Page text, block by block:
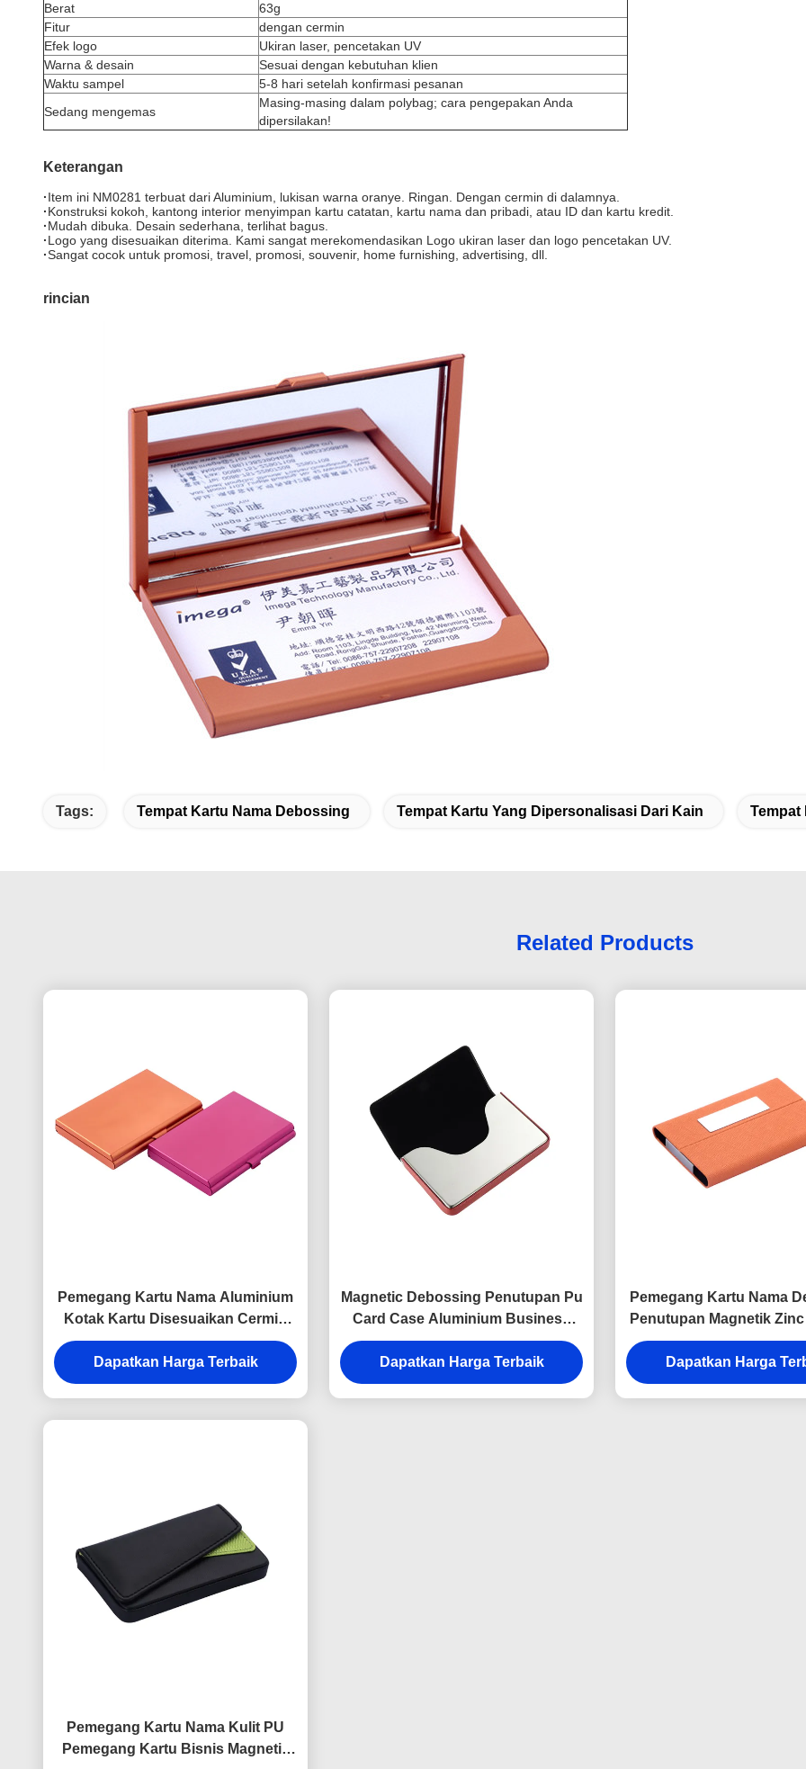
Berat
63g
Fitur
dengan cermin
Efek logo
Ukiran laser, pencetakan UV
Warna & desain
Sesuai dengan kebutuhan klien
Waktu sampel
5-8 hari setelah konfirmasi pesanan
Sedang mengemas
Masing-masing dalam polybag; cara pengepakan Anda
dipersilakan!
Keterangan
·Item ini NM0281 terbuat dari Aluminium, lukisan warna oranye. Ringan. Dengan cermin di dalamnya.
·Konstruksi kokoh, kantong interior menyimpan kartu catatan, kartu nama dan pribadi, atau ID dan kartu kredit.
·Mudah dibuka. Desain sederhana, terlihat bagus.
·Logo yang disesuaikan diterima. Kami sangat merekomendasikan Logo ukiran laser dan logo pencetakan UV.
·Sangat cocok untuk promosi, travel, promosi, souvenir, home furnishing, advertising, dll.
rincian
Tags: Tempat Kartu Nama Debossing Tempat Kartu Yang Dipersonalisasi Dari Kain Tempat
Related Products
Pemegang Kartu Nama Aluminium
Kotak Kartu Disesuaikan Cermin
Persegi Panjang
Dapatkan Harga Terbaik
Magnetic Debossing Penutupan Pu
Card Case Aluminium Business
Card Holder Digital Printing
Dapatkan Harga Terbaik
Pemegang Kartu Nama
Penutupan Magnetik Zinc
Kulit Pemegang
Dapatkan Harga
Pemegang Kartu Nama Kulit PU
Pemegang Kartu Bisnis Magnetik